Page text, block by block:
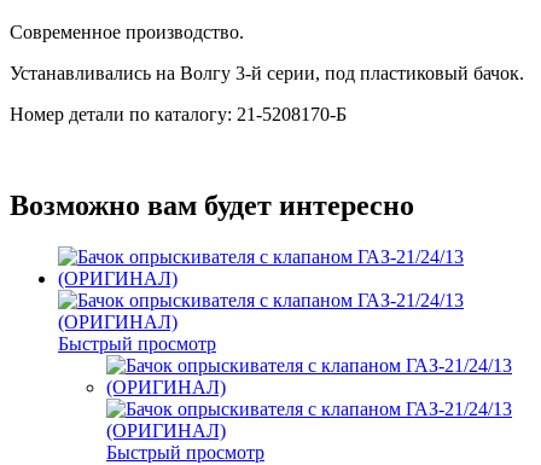
Современное производство.
Устанавливались на Волгу 3-й серии, под пластиковый бачок.
Номер детали по каталогу: 21-5208170-Б
Возможно вам будет интересно
Быстрый просмотр
Быстрый просмотр